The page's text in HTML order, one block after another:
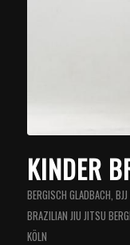
KINDER
BERGISCH GLADBACH
BRAZILIAN JIU JITSU
KÖLN